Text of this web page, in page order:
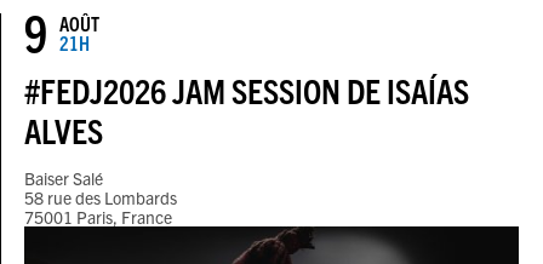
9 AOÛT
21H
#FEDJ2026 JAM SESSION DE ISAÍAS
ALVES
Baiser Salé
58 rue des Lombards
75001 Paris, France